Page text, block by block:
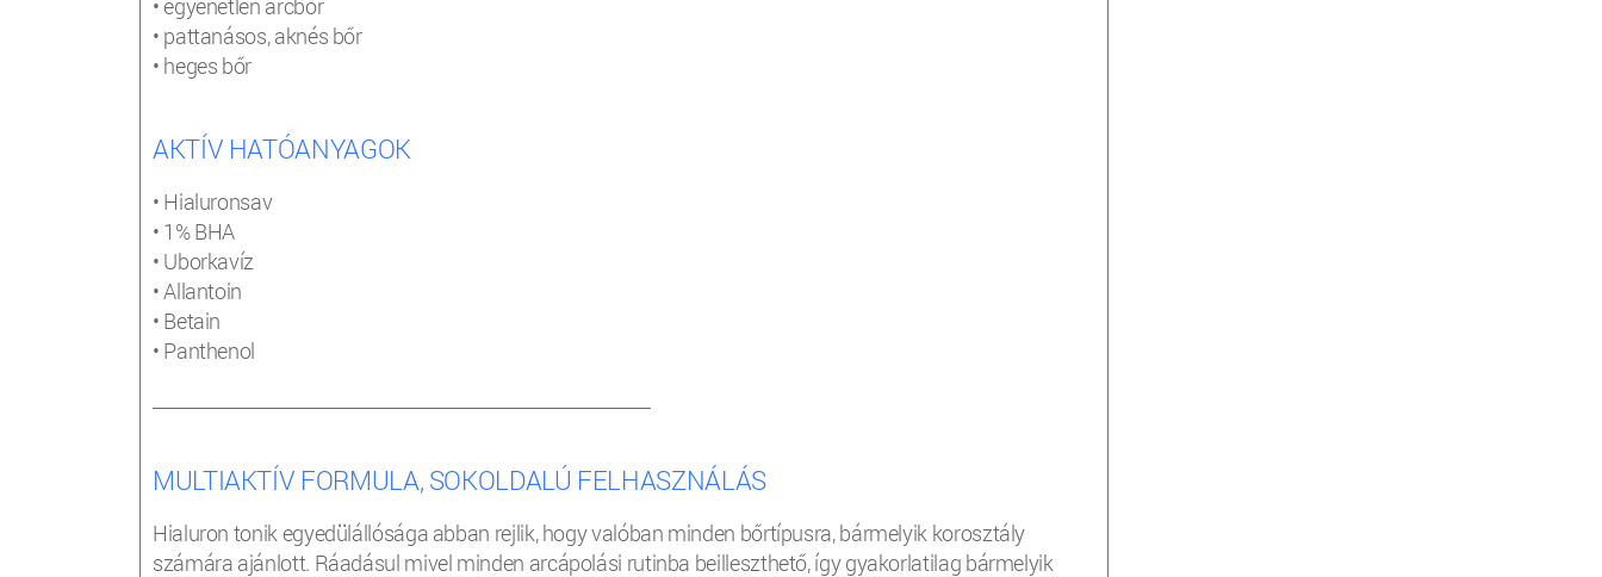
• egyenetlen arcbőr
• pattanásos, aknés bőr
• heges bőr
AKTÍV HATÓANYAGOK
• Hialuronsav
• 1% BHA
• Uborkavíz
• Allantoin
• Betain
• Panthenol
MULTIAKTÍV FORMULA, SOKOLDALÚ FELHASZNÁLÁS
Hialuron tonik egyedülállósága abban rejlik, hogy valóban minden bőrtípusra, bármelyik korosztály
számára ajánlott. Ráadásul mivel minden arcápolási rutinba beilleszthető, így gyakorlatilag bármelyik